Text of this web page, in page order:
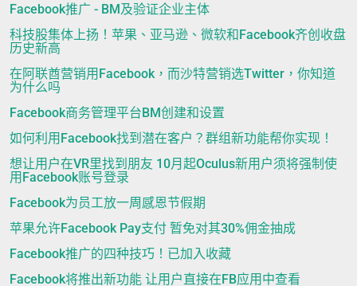
Facebook推广 - BM及验证企业主体
科技股集体上扬！苹果、亚马逊、微软和Facebook齐创收盘
历史新高
在阿联酋营销用Facebook，而沙特营销选Twitter，你知道
为什么吗
Facebook商务管理平台BM创建和设置
如何利用Facebook找到潜在客户？群组新功能帮你实现！
想让用户在VR里找到朋友 10月起Oculus新用户须将强制使
用Facebook账号登录
Facebook为员工放一周感恩节假期
苹果允许Facebook Pay支付 暂免对其30%佣金抽成
Facebook推广的四种技巧！已加入收藏
Facebook将推出新功能 让用户直接在FB应用中查看